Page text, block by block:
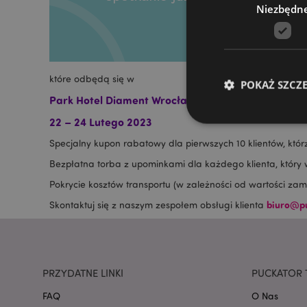
które odbędą się w
Park Hotel Diament Wrocław, ul. Muchoborska 10,
22 – 24 Lutego 2023
Specjalny kupon rabatowy dla pierwszych 10 klientów,
Bezpłatna torba z upominkami dla każdego klienta, który
Pokrycie kosztów transportu (w zależności od wartości
Skontaktuj się z naszym zespołem obsługi klienta
PRZYDATNE LINKI
FAQ
PUCKATOR
O Nas
POKAŻ
Nazwa
mage-cache-